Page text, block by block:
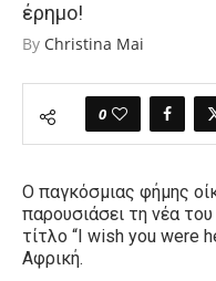
έρημο!
By Christina Mai
0
Ο παγκόσμιας φήμης
παρουσιάσει τη νέα
τίτλο “I wish you were
Αφρική.